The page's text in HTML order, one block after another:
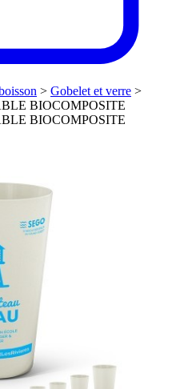
> Gobelet et verre >
BIOCOMPOSITE
BIOCOMPOSITE